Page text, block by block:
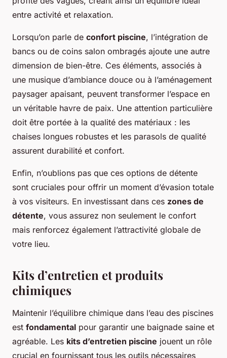
entre activité et relaxation.
Lorsqu’on parle de confort piscine, l’intégration de
bancs ou de coins salon ombragés ajoute une autre
dimension de bien-être. Ces éléments, associés à
une musique d’ambiance douce ou à l’aménagement
paysager apaisant, peuvent transformer l’espace en
un véritable havre de paix. Une attention particulière
doit être portée à la qualité des matériaux : les
chaises longues robustes et les parasols de qualité
assurent durabilité et confort.
Enfin, n’oublions pas que ces options de détente
sont cruciales pour offrir un moment d’évasion totale
à vos visiteurs. En investissant dans ces zones de
détente, vous assurez non seulement le confort
mais renforcez également l’attractivité globale de
votre lieu.
Kits d’entretien et produits
chimiques
Maintenir l’équilibre chimique dans l’eau des piscines
est fondamental pour garantir une baignade saine et
agréable. Les kits d’entretien piscine jouent un rôle
crucial en fournissant tous les outils nécessaires